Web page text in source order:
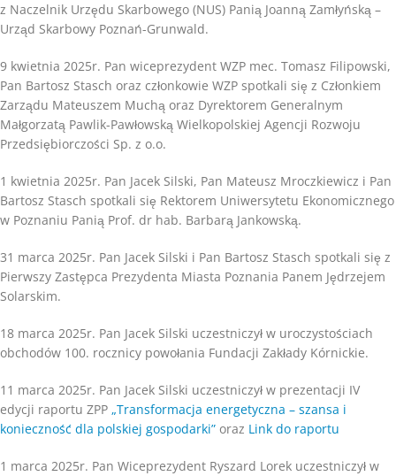
z Naczelnik Urzędu Skarbowego (NUS) Panią Joanną Zamłyńską –
Urząd Skarbowy Poznań-Grunwald.
9 kwietnia 2025r. Pan wiceprezydent WZP mec. Tomasz Filipowski,
Pan Bartosz Stasch oraz członkowie WZP spotkali się z Członkiem
Zarządu Mateuszem Muchą oraz Dyrektorem Generalnym
Małgorzatą Pawlik-Pawłowską Wielkopolskiej Agencji Rozwoju
Przedsiębiorczości Sp. z o.o.
1 kwietnia 2025r. Pan Jacek Silski, Pan Mateusz Mroczkiewicz i Pan
Bartosz Stasch spotkali się Rektorem Uniwersytetu Ekonomicznego
w Poznaniu Panią Prof. dr hab. Barbarą Jankowską.
31 marca 2025r. Pan Jacek Silski i Pan Bartosz Stasch spotkali się z
Pierwszy Zastępca Prezydenta Miasta Poznania Panem Jędrzejem
Solarskim.
18 marca 2025r. Pan Jacek Silski uczestniczył w uroczystościach
obchodów 100. rocznicy powołania Fundacji Zakłady Kórnickie.
11 marca 2025r. Pan Jacek Silski uczestniczył w prezentacji IV
edycji raportu ZPP „Transformacja energetyczna – szansa i
konieczność dla polskiej gospodarki” oraz Link do raportu
1 marca 2025r. Pan Wiceprezydent Ryszard Lorek uczestniczył w